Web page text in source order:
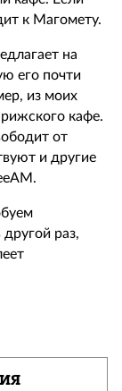
к Магомету.
на
его почти
из моих
кафе.
от
и другие
раз,